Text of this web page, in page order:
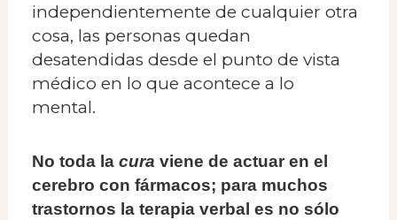
independientemente de cualquier otra
cosa, las personas quedan
desatendidas desde el punto de vista
médico en lo que acontece a lo
mental.
No toda lacura viene de actuar en el
cerebro con fármacos; para muchos
trastornos la terapia verbal es no sólo